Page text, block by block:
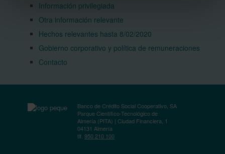
Información privilegiada
Otra información relevante
Hechos relevantes hasta 8/02/2020
Gobierno corporativo y política de remuneraciones
Contacto
Banco de Crédito Social Cooperativo, SA
Parque Científico-Tecnológico de
Almería (PITA) | Ciudad Financiera, 1
04131 Almería
tlf.950 210 100